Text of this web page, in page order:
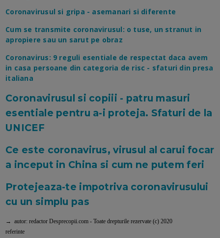
Coronavirusul si gripa - asemanari si diferente
Cum se transmite coronavirusul: o tuse, un stranut in
apropiere sau un sarut pe obraz
Coronavirus: 9 reguli esentiale de respectat daca avem
in casa persoane din categoria de risc - sfaturi din presa
italiana
Coronavirusul si copiii - patru masuri
esentiale pentru a-i proteja. Sfaturi de la
UNICEF
Ce este coronavirus, virusul al carui focar
a inceput in China si cum ne putem feri
Protejeaza-te impotriva coronavirusului
cu un simplu pas
→ autor: redactor Desprecopii.com - Toate drepturile rezervate (c) 2020
referinte